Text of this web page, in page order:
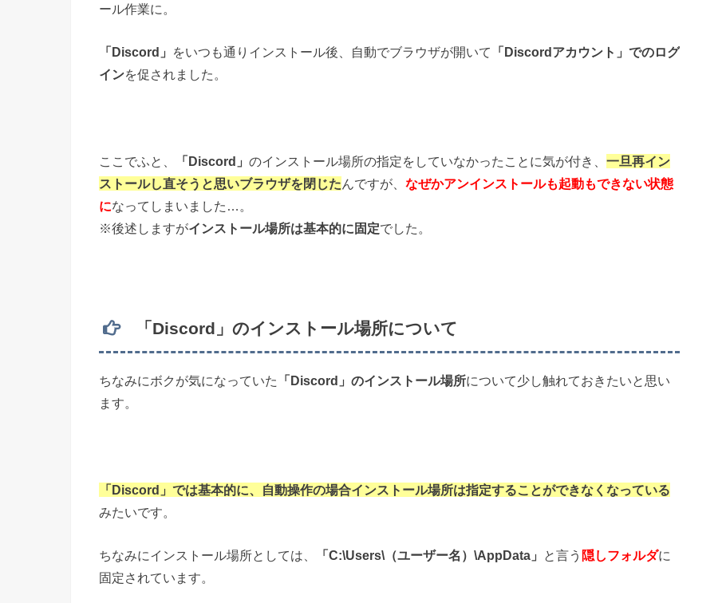
ール作業に。
「Discord」 をいつも通りインストール後、自動でブラウザが開いて
「Discordアカウント」でのログ
インを促されました。
ここでふと、 「Discord」 のインストール場所の指定をしていなかったことに気が付き、 一旦再イン
ストールし直そうと思いブラウザを閉じたんですが、 なぜかアンインストールも起動もできない状態
になってしまいました…。
※後述しますがインストール場所は基本的に固定でした。
「Discord」のインストール場所について
ちなみにボクが気になっていた 「Discord」のインストール場所について少し触れておきたいと思い
ます。
「Discord」では基本的に、自動操作の場合インストール場所は指定することができなくなっている
みたいです。
ちなみにインストール場所としては、 「C:\Users\（ユーザー名）\AppData」 と言う 隠しフォルダに
固定されています。